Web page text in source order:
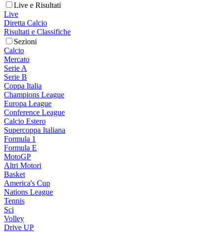
Live e Risultati
Live
Diretta Calcio
Risultati e Classifiche
Sezioni
Calcio
Mercato
Serie A
Serie B
Coppa Italia
Champions League
Europa League
Conference League
Calcio Estero
Supercoppa Italiana
Formula 1
Formula E
MotoGP
Altri Motori
Basket
America's Cup
Nations League
Tennis
Sci
Volley
Drive UP